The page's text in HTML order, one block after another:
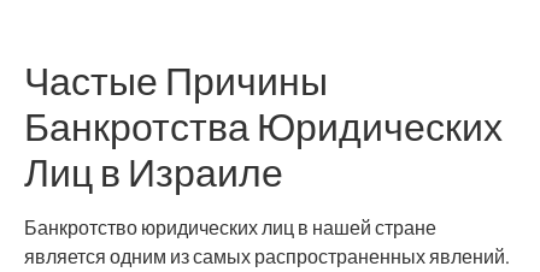
Частые Причины
Банкротства Юридических
Лиц в Израиле
Банкротство юридических лиц в нашей стране
является одним из самых распространенных явлений.